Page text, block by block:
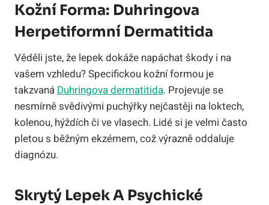
Kožní Forma: Duhringova
Herpetiformní Dermatitida
Věděli jste, že lepek dokáže napáchat škody i na
vašem vzhledu? Specifickou kožní formou je
takzvaná Duhringova dermatitida. Projevuje se
nesmírně svědivými puchýřky nejčastěji na loktech,
kolenou, hýždích či ve vlasech. Lidé si je velmi často
pletou s běžným ekzémem, což výrazně oddaluje
diagnózu.
Skrytý Lepek A Psychické